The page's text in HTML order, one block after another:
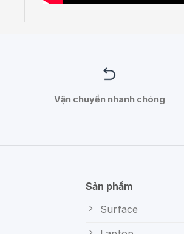
Vận chuyển nhanh chóng
Sản phẩm
Surface